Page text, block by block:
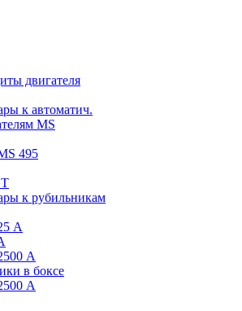
двигателя
к автоматич.
MS
495
к рубильникам
А
А
в боксе
А